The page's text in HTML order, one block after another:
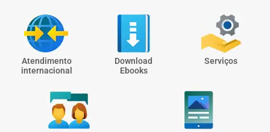
Atendimento
internacional
Download
Ebooks
Serviços